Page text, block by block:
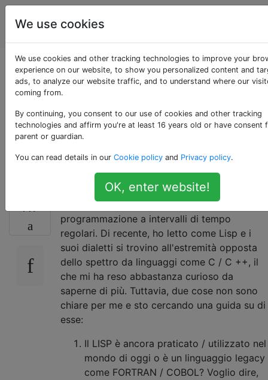
Ingegneria
software
LISP è ancora utile
nel mondo di oggi?
Quale versione è più
utilizzata?
117
Cerco di insegnarmi un nuovo linguaggio di
programmazione a intervalli di tempo
regolari. Di recente, ho letto come Lisp e i
suoi dialetti si trovino all'estremità opposta
dello spettro da linguaggi come C / C ++, il
che mi ha reso abbastanza curioso da
saperne di più. Tuttavia, due cose non sono
chiare per me e sto cercando una guida su di
esse:
Il LISP è ancora praticato / utilizzato nel
mondo di oggi o è un linguaggio legacy
come FORTRAN / COBOL? Voglio dire,
We use cookies
We use cookies and other tracking technologies to improve your
experience on our website, to show you personalized content and
ads, to analyze our website traffic, and to understand where our
coming from.
By continuing, you consent to our use of cookies and other tracking
technologies and affirm you're at least 16 years old or have consent
parent or guardian.
You can read details in our Cookie policy and Privacy policy.
OK, enter website!